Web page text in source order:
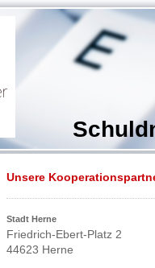
Unsere
Stadt Herne
Friedrich-Ebert-Platz 2
44623 Herne